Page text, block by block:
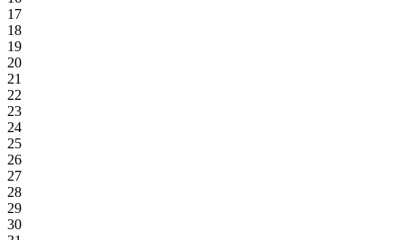
17
18
19
20
21
22
23
24
25
26
27
28
29
30